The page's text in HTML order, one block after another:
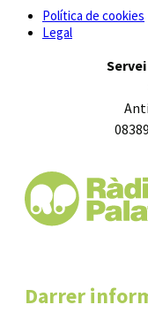
Política de cookies
Legal
Darrer